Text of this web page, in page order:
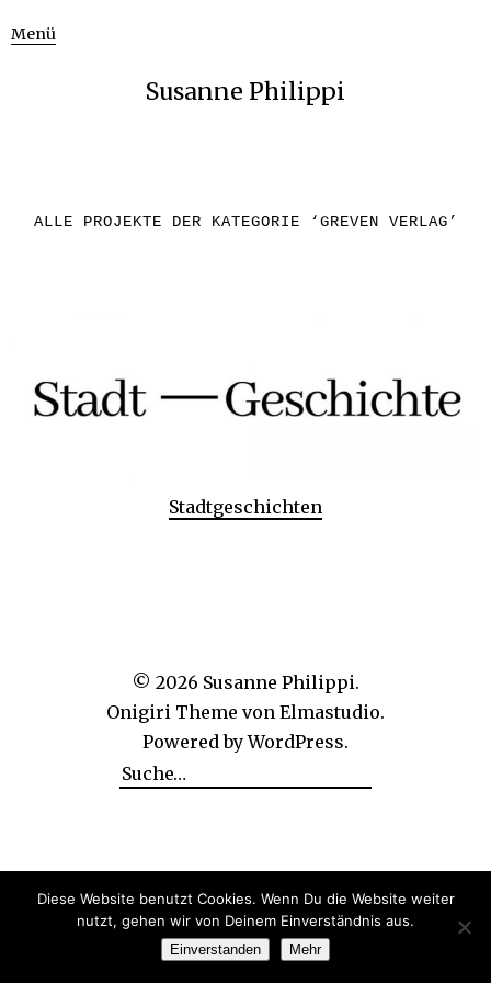
Menü
Susanne Philippi
ALLE PROJEKTE DER KATEGORIE ‘GREVEN VERLAG’
Stadtgeschichten
© 2026 Susanne Philippi.
Onigiri Theme von Elmastudio.
Powered byWordPress.
Diese Website benutzt Cookies. Wenn Du die Website weiter
nutzt, gehen wir von Deinem Einverständnis aus.
Einverstanden Mehr